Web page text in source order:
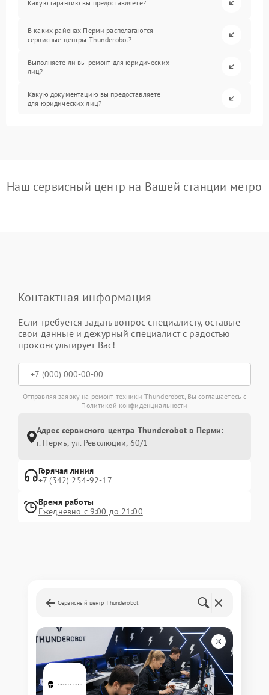
Какую гарантию вы предоставляете?
В каких районах Перми располагаются
сервисные центры Thunderobot?
Выполняете ли вы ремонт для юридических
лиц?
Какую документацию вы предоставляете
для юридических лиц?
Наш сервисный центр на Вашей станции метро
Контактная информация
Если требуется задать вопрос специалисту, оставьте
свои данные и дежурный специалист с радостью
проконсультирует Вас!
Отправляя заявку на ремонт техники Thunderobot, Вы соглашаетесь с
Политикой конфиденциальности
Адрес сервисного центра Thunderobot в Перми:
г. Пермь, ул. ​Революции, 60/1
Горячая линия
+7 (342) 254-92-17
Время работы
Ежедневно с 9:00 до 21:00
Сервисный центр Thunderobot